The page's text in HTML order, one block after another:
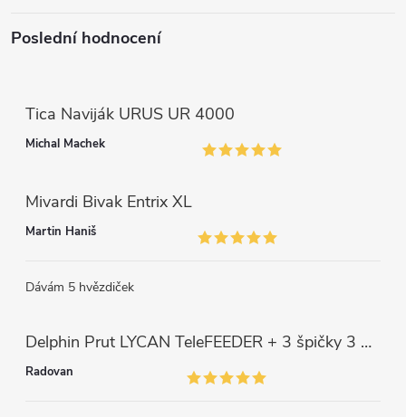
Poslední hodnocení
Tica Naviják URUS UR 4000
Michal Machek
Mivardi Bivak Entrix XL
Martin Haniš
Dávám 5 hvězdiček
Delphin Prut LYCAN TeleFEEDER + 3 špičky 3 m, 80 g
Radovan